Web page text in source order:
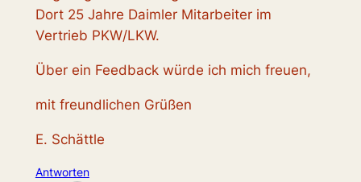
Dort 25 Jahre Daimler Mitarbeiter im
Vertrieb PKW/LKW.
Über ein Feedback würde ich mich freuen,
mit freundlichen Grüßen
E. Schättle
Antworten